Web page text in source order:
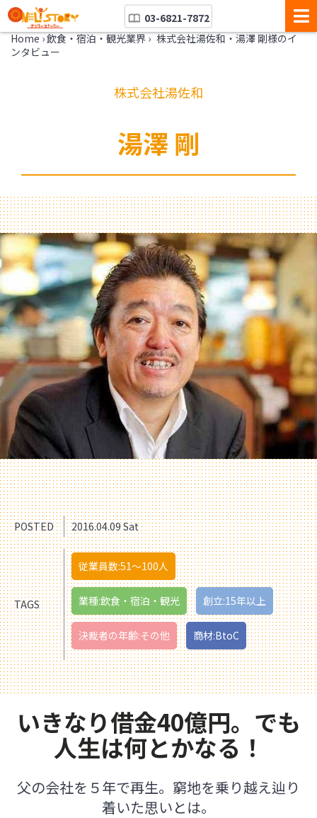
03-6821-7872
Home ›飲食・宿泊・観光業界 › 株式会社湯佐和・湯澤 剛様のイ
ンタビュー
株式会社湯佐和
湯澤 剛
POSTED 2016.04.09 Sat
TAGS
従業員数:51〜100人
業種:飲食・宿泊・観光 創立:15年以上
決裁者の年齢:その他 商材:BtoC
いきなり借金40億円。でも
人生は何とかなる！
父の会社を５年で再生。窮地を乗り越え辿り
着いた思いとは。